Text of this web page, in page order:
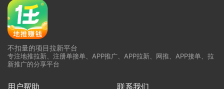
不扣量的项目拉新平台
专注地推拉新、注册单接单、APP推广、APP拉新、网推、APP接单、拉
新推广的分享平台
用户帮助 联系我们